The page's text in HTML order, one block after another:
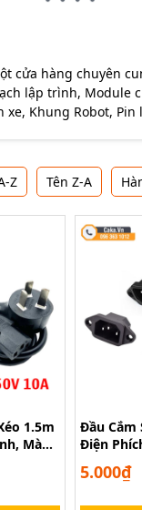
cửa hàng chuyên
lập trình, Module
xe, Khung Robot, Pin
Z Tên Z-A
1.5m
Màn
Đầu Cắm
Điện
5.000₫